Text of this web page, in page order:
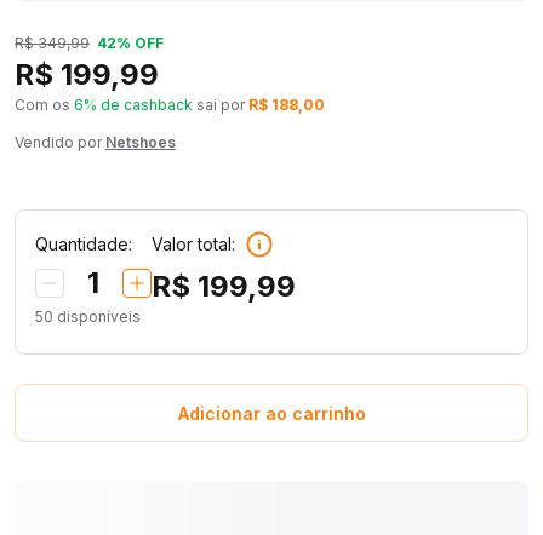
R$ 349,99 42% OFF
R$ 199,99
Com os 6% de cashback sai por R$ 188,00
Vendido por Netshoes
Quantidade:
1
50 disponíveis
Valor total:
R$ 199,99
Adicionar ao carrinho